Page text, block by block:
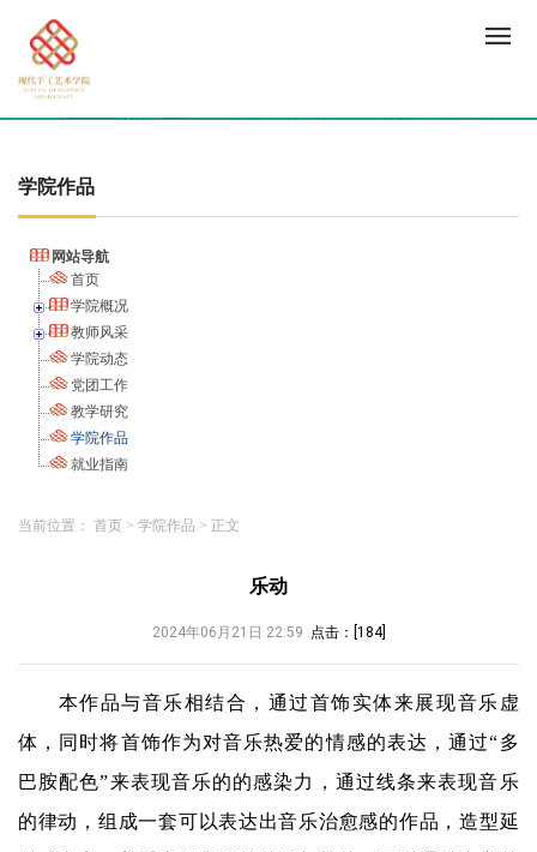
学院作品
网站导航
首页
学院概况
教师风采
学院动态
党团工作
教学研究
学院作品
就业指南
当前位置： 首页 > 学院作品 > 正文
乐动
2024年06月21日 22:59 点击：[ 184]
本作品与音乐相结合，通过首饰实体来展现音乐虚
体，同时将首饰作为对音乐热爱的情感的表达，通过“多
巴胺配色”来表现音乐的的感染力，通过线条来表现音乐
的律动，组成一套可以表达出音乐治愈感的作品，造型延